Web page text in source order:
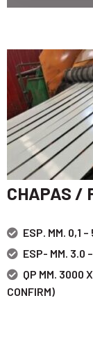
CHAPAS /
ESP. MM. 0,1
ESP- MM. 3.0
QP MM. 3000
CONFIRM)